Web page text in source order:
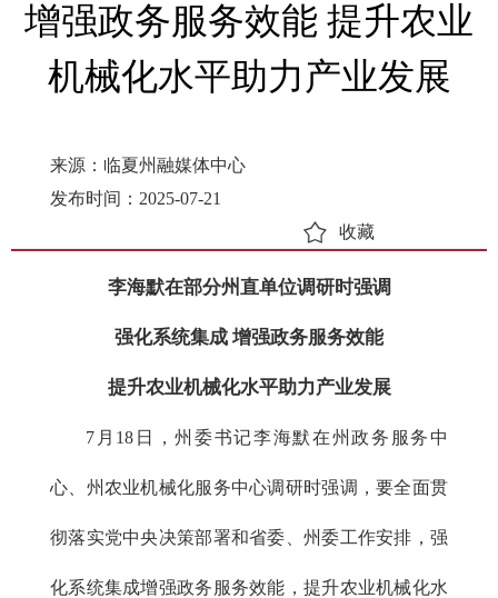
增强政务服务效能 提升农业
机械化水平助力产业发展
来源：临夏州融媒体中心
发布时间：2025-07-21
收藏
李海默在部分州直单位调研时强调
强化系统集成 增强政务服务效能
提升农业机械化水平助力产业发展
7月18日，州委书记李海默在州政务服务中
心、州农业机械化服务中心调研时强调，要全面贯
彻落实党中央决策部署和省委、州委工作安排，强
化系统集成增强政务服务效能，提升农业机械化水